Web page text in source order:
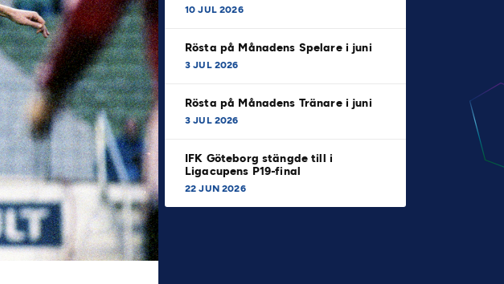
10 JUL 2026
Rösta på Månadens Spelare i juni
3 JUL 2026
Rösta på Månadens Tränare i juni
3 JUL 2026
IFK Göteborg stängde till i
Ligacupens P19-final
22 JUN 2026